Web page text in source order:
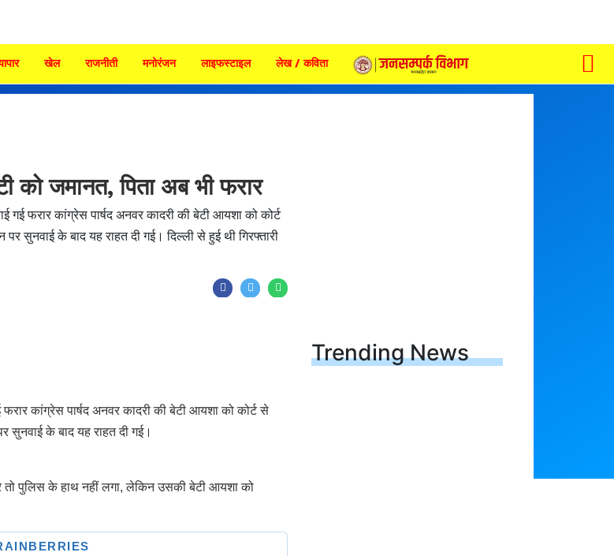
खेल राजनीती मनोरंजन लाइफस्टाइल लेख / कविता
को जमानत, पिता अब भी फरार
गई फरार कांग्रेस पार्षद अनवर कादरी की बेटी आयशा को कोर्ट
के बाद यह राहत दी गई। दिल्ली से हुई थी गिरफ्तारी
कांग्रेस पार्षद अनवर कादरी की बेटी आयशा को कोर्ट से
के बाद यह राहत दी गई।
तो पुलिस के हाथ नहीं लगा, लेकिन उसकी बेटी आयशा को
Trending News